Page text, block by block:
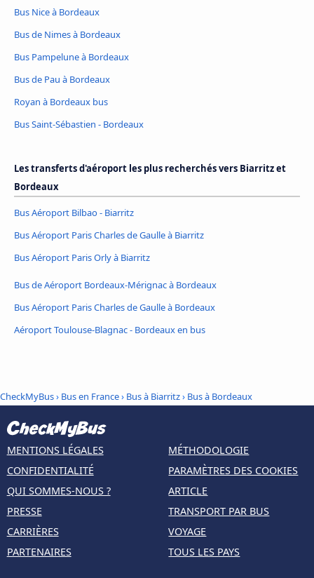
Bus Nice à Bordeaux
Bus de Nimes à Bordeaux
Bus Pampelune à Bordeaux
Bus de Pau à Bordeaux
Royan à Bordeaux bus
Bus Saint-Sébastien - Bordeaux
Les transferts d'aéroport les plus recherchés vers Biarritz et
Bordeaux
Bus Aéroport Bilbao - Biarritz
Bus Aéroport Paris Charles de Gaulle à Biarritz
Bus Aéroport Paris Orly à Biarritz
Bus de Aéroport Bordeaux-Mérignac à Bordeaux
Bus Aéroport Paris Charles de Gaulle à Bordeaux
Aéroport Toulouse-Blagnac - Bordeaux en bus
CheckMyBus› Bus en France› Bus à Biarritz› Bus à Bordeaux
MENTIONS LÉGALES
CONFIDENTIALITÉ
QUI SOMMES-NOUS ?
PRESSE
CARRIÈRES
PARTENAIRES
MÉTHODOLOGIE
PARAMÈTRES DES COOKIES
ARTICLE
TRANSPORT PAR BUS
VOYAGE
TOUS LES PAYS